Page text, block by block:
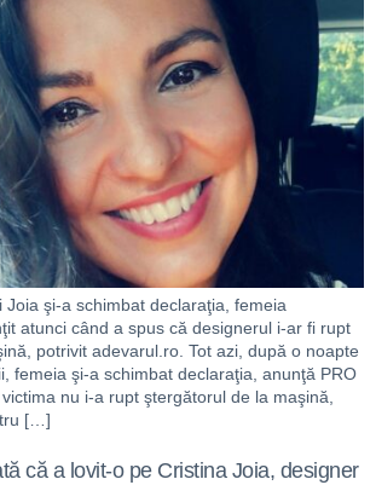
Joia şi-a schimbat declaraţia, femeia
atunci când a spus că designerul i-ar fi rupt
potrivit adevarul.ro. Tot azi, după o noapte
femeia şi-a schimbat declaraţia, anunţă PRO
nu i-a rupt ştergătorul de la maşină,
[…]
că a lovit-o pe Cristina Joia, designer